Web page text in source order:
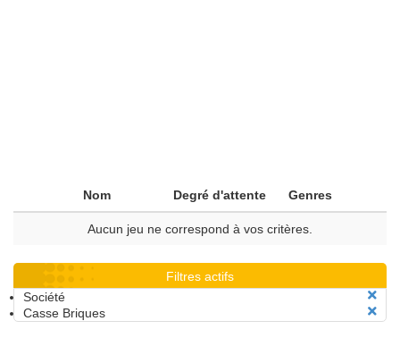
Nom Degré d'attente Genres
Aucun jeu ne correspond à vos critères.
Filtres actifs
Société
Casse Briques